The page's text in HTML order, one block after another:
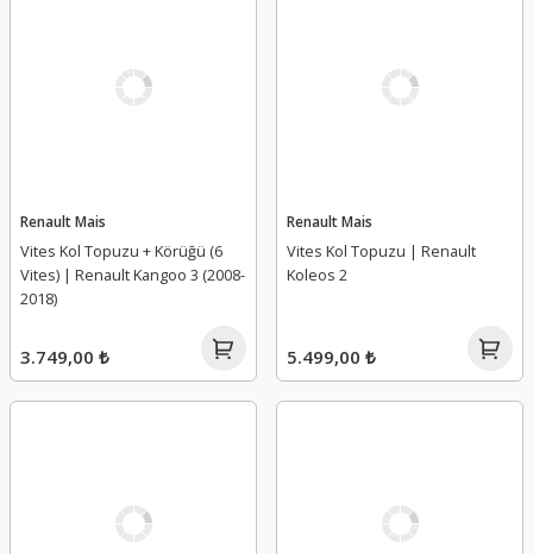
Renault Mais
Vites Kol Topuzu + Körüğü (6
Vites) | Renault Kangoo 3 (2008-
2018)
3.749,00 ₺
Renault Mais
Vites Kol Topuzu | Renault
Koleos 2
5.499,00 ₺